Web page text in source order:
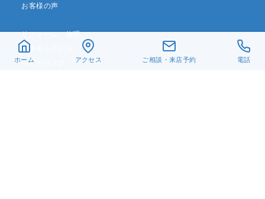
お客様の声
リフォーム・修理
真珠ネックレス
ベビーリング
ホーム アクセス ご相談・来店予約 電話